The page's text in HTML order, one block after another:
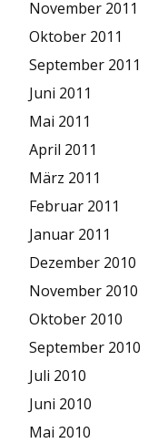
November 2011
Oktober 2011
September 2011
Juni 2011
Mai 2011
April 2011
März 2011
Februar 2011
Januar 2011
Dezember 2010
November 2010
Oktober 2010
September 2010
Juli 2010
Juni 2010
Mai 2010